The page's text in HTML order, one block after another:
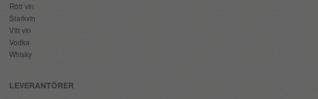
Rött vin
Starkvin
Vitt vin
Vodka
Whisky
LEVERANTÖRER